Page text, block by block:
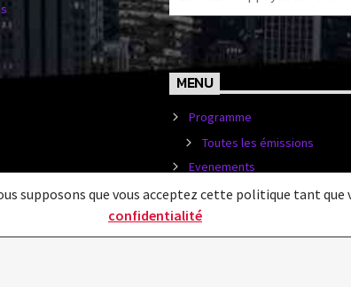
MENU
Programme
Toutes les émissions
Evenements
Contactez-nous
supposons que vous acceptez cette politique tant que
confidentialité